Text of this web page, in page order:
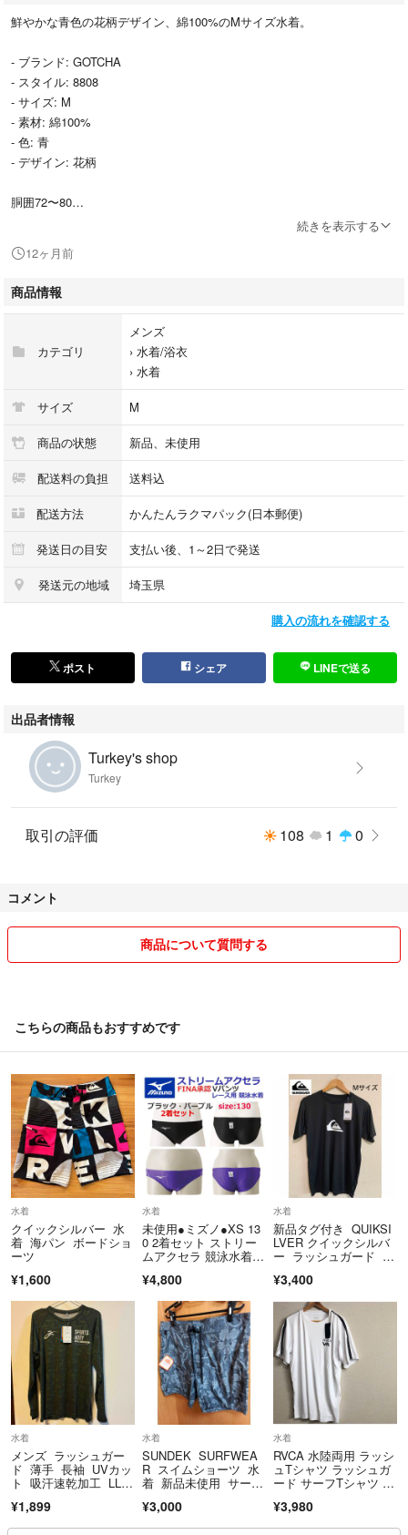
鮮やかな青色の花柄デザイン、綿100%のMサイズ水着。
- ブランド: GOTCHA
- スタイル: 8808
- サイズ: M
- 素材: 綿100%
- 色: 青
- デザイン: 花柄
胴囲72〜80
続きを表示する
12ヶ月前
商品情報
カテゴリ
メンズ
› 水着/浴衣
› 水着
サイズ M
商品の状態 新品、未使用
配送料の負担 送料込
配送方法 かんたんラクマパック(日本郵便)
発送日の目安 支払い後、1～2日で発送
発送元の地域 埼玉県
購入の流れを確認する
ポスト シェア LINEで送る
出品者情報
Turkey's shop
Turkey
取引の評価 108 1 0
コメント
商品について質問する
こちらの商品もおすすめです
水着
クイックシルバー 水
着 海パン ボードショ
ーツ
¥1,600
水着
未使用●ミズノ●XS 13
0 2着セット ストリー
ムアクセラ 競泳水着 V
¥4,800
水着
新品タグ付き QUIKSI
LVER クイックシルバ
ー ラッシュガード M
¥3,400
水着
メンズ ラッシュガー
ド 薄手 長袖 UVカッ
ト 吸汗速乾加工 LLサ
¥1,899
水着
SUNDEK SURFWEA
R スイムショーツ 水
着 新品未使用 サーフ
¥3,000
水着
RVCA 水陸両用 ラッシ
ュTシャツ ラッシュガ
ード サーフTシャツ ル
¥3,980